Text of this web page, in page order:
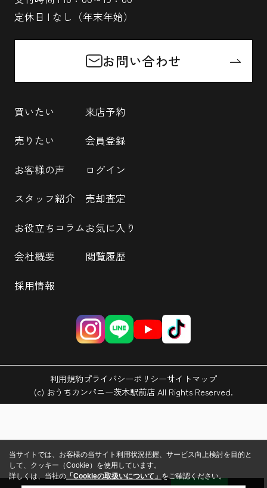
定休日 | なし（年末年始）
お問い合わせ
買いたい
売りたい
お客様の声
スタッフ紹介
お役立ちコラム
会社概要
採用情報
来店予約
会員登録
ログイン
売却査定
お気に入り
閲覧履歴
利用規約プライバシーポリシーサイトマップ
(c) おうちカンパニー茨木駅前店 All Rights Reserved.
当サイトでは、お客様の当サイト利用状況把握、サービス向上検討を目的と
して、クッキー（Cookie）を使用しています。
詳しくは、当社の「Cookieの取扱いについて」をご確認ください。